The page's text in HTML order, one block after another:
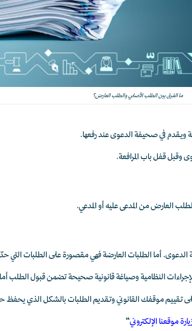
ما الفرق بين الطلب الأصلي والطلب العارض؟
في صحيفة الدعوى عند رفعها.
وقبل قفل باب المرافعة.
العارض من المدعى عليه أو المدعي.
أما الطلبات العارضة فهي مقصورة على الطلبات التي
النظامية وصياغة قانونية صحيحة تضمن قبول الطلب
موقفك القانوني وتقديم الطلبات بالشكل الذي يحفظ
موقعنا الإلكتروني“